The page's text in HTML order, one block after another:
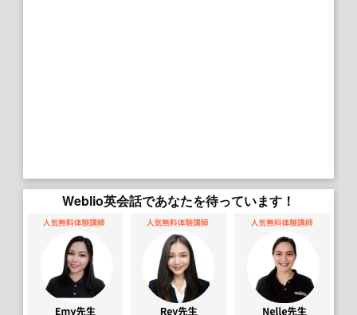
Weblio英会話であなたを待っています！